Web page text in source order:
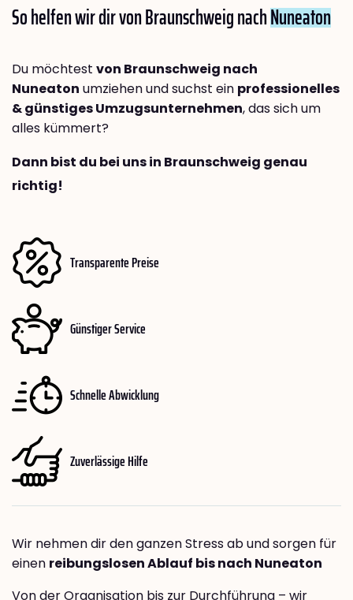
So helfen wir dir von Braunschweig nachNuneaton
Du möchtest von Braunschweig nach
Nuneaton umziehen und suchst ein professionelles
& günstiges Umzugsunternehmen, das sich um
alles kümmert?
Dann bist du bei uns in Braunschweig genau
richtig!
Transparente Preise
Günstiger Service
Schnelle Abwicklung
Zuverlässige Hilfe
Wir nehmen dir den ganzen Stress ab und sorgen für
einen reibungslosen Ablauf bis nach Nuneaton
Von der Organisation bis zur Durchführung – wir